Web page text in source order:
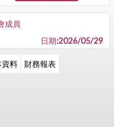
成員
日期:2026/05/29
資料 財務報表